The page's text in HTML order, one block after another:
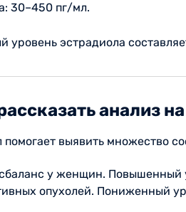
30–450 пг/мл.
уровень эстрадиола
анализ
выявить множество
у женщин. Повышенный
опухолей. Пониженный